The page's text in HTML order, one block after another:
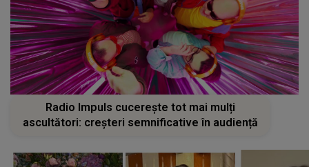
Radio Impuls cucerește tot mai mulți
ascultători: creșteri semnificative în audiență